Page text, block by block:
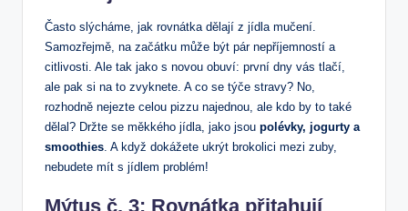
Často slýcháme, jak rovnátka dělají z jídla mučení.
Samozřejmě, na začátku může být pár nepříjemností a
citlivosti. Ale tak jako s novou obuví: první dny vás tlačí,
ale pak si na to zvyknete. A co se týče stravy? No,
rozhodně nejezte celou pizzu najednou, ale kdo by to také
dělal? Držte se měkkého jídla, jako jsou polévky, jogurty a
smoothies. A když dokážete ukrýt brokolici mezi zuby,
nebudete mít s jídlem problém!
Mýtus č. 3: Rovnátka přitahují